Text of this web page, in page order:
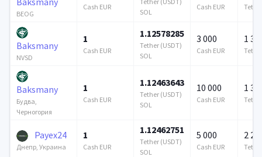
BEOG
Cash EUR
SOL
Cash EUR
Baksmany
NVSD
1
Cash EUR
1.12578285
Tether (USDT)
SOL
3 000
Cash EUR
1
Baksmany
Будва,
Черногория
1
Cash EUR
1.12463643
Tether (USDT)
SOL
10 000
Cash EUR
1
Payex24
Днепр, Украина
1
Cash EUR
1.12462751
Tether (USDT)
SOL
5 000
Cash EUR
2